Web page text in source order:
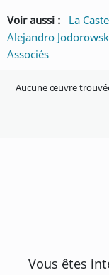
Voir aussi : La
Alejandro
Associés
Aucune œuvre
Vous êtes